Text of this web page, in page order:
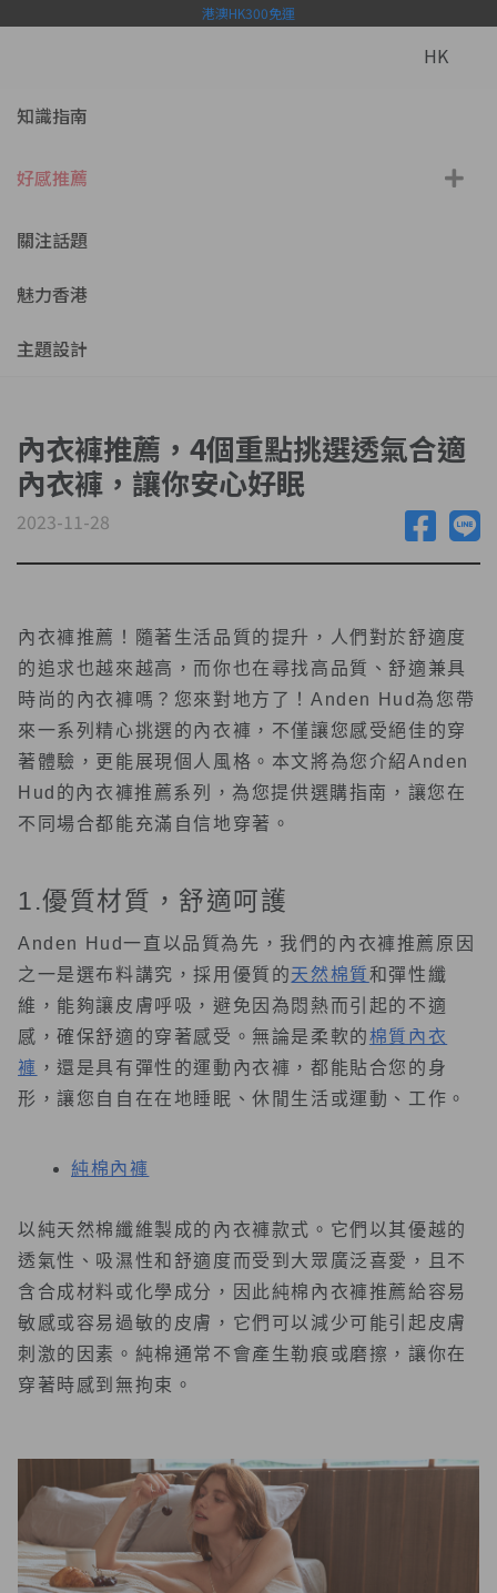
港澳HK300免運
HK
知識指南
好感推薦
關注話題
魅力香港
主題設計
內衣褲推薦，4個重點挑選透氣合適
內衣褲，讓你安心好眠
2023-11-28
內衣褲推薦！隨著生活品質的提升，人們對於舒適度
的追求也越來越高，而你也在尋找高品質、舒適兼具
時尚的內衣褲嗎？您來對地方了！Anden Hud為您帶
來一系列精心挑選的內衣褲，不僅讓您感受絕佳的穿
著體驗，更能展現個人風格。本文將為您介紹Anden
Hud的內衣褲推薦系列，為您提供選購指南，讓您在
不同場合都能充滿自信地穿著。
1.優質材質，舒適呵護
Anden Hud一直以品質為先，我們的內衣褲推薦原因
之一是選布料講究，採用優質的天然棉質和彈性纖
維，能夠讓皮膚呼吸，避免因為悶熱而引起的不適
感，確保舒適的穿著感受。無論是柔軟的棉質內衣
褲 ，還是具有彈性的運動內衣褲，都能貼合您的身
形，讓您自自在在地睡眠、休閒生活或運動、工作。
純棉內褲
以純天然棉纖維製成的內衣褲款式。它們以其優越的
透氣性、吸濕性和舒適度而受到大眾廣泛喜愛，且不
含合成材料或化學成分，因此純棉內衣褲推薦給容易
敏感或容易過敏的皮膚，它們可以減少可能引起皮膚
刺激的因素。純棉通常不會產生勒痕或磨擦，讓你在
穿著時感到無拘束。